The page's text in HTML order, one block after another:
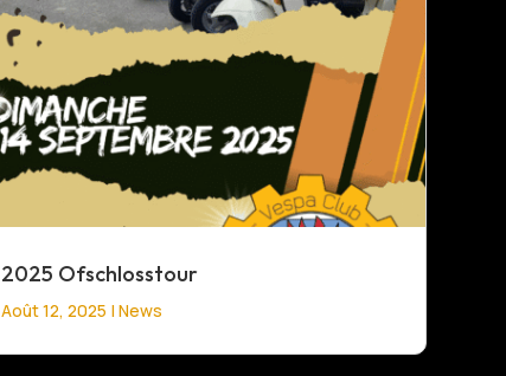
2025 Ofschlosstour
Août 12, 2025 | News